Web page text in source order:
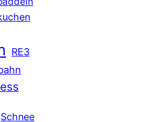
RE3
Schnee